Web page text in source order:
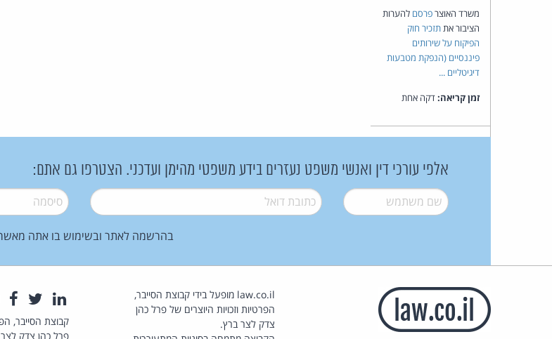
משרד האוצרפרסם להערות
הציבור אתתזכיר חוק
הפיקוח על שירותים
פיננסיים (הנפקת מטבעות
דיגיטליים ...
זמן קריאה:דקה אחת
אלפי עורכי דין ואנשי משפט נעזרים בידע משפטי מהימן ועדכני. הצטרפו גם אתם:
שם משתמש* דואל* סיסמה*
בהרשמה לאתר ובשימוש בו אתה
law.co.il מופעל בידי קבוצת הסייבר,
הפרטיות וזכויות היוצרים של פרל כהן
צדק לצר ברץ.
לינקדאין
קבוצת הסייבר,
פרל כהן צדק